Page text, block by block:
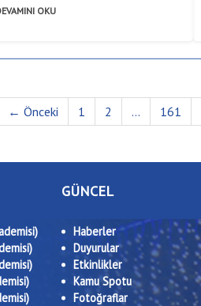
OKU
← Önceki 1 2 ... 161
GÜNCEL
Haberler
Duyurular
Etkinlikler
Kamu Spotu
Fotoğraflar